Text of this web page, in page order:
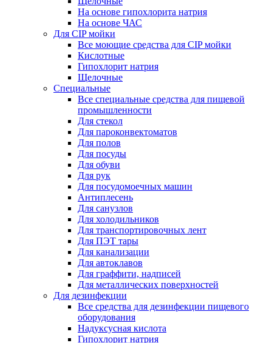
На основе гипохлорита натрия
На основе ЧАС
Для CIP мойки
Все моющие средства для CIP мойки
Кислотные
Гипохлорит натрия
Щелочные
Специальные
Все специальные средства для пищевой
промышленности
Для стекол
Для пароконвектоматов
Для полов
Для посуды
Для обуви
Для рук
Для посудомоечных машин
Антиплесень
Для санузлов
Для холодильников
Для транспортировочных лент
Для ПЭТ тары
Для канализации
Для автоклавов
Для граффити, надписей
Для металлических поверхностей
Для дезинфекции
Все средства для дезинфекции пищевого
оборудования
Надуксусная кислота
Гипохлорит натрия